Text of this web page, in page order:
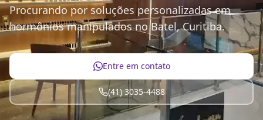
Procurando por soluções personalizadas em
hormônios manipulados no Batel, Curitiba.
Entre em contato
(41) 3035-4488